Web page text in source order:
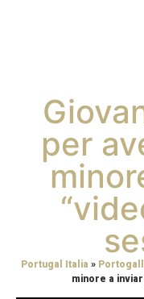
per
Portugal Italia »
minore a